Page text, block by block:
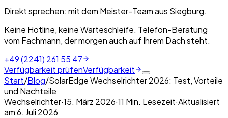
Direkt sprechen: mit dem Meister-Team aus Siegburg.
Keine Hotline, keine Warteschleife. Telefon-Beratung
vom Fachmann, der morgen auch auf Ihrem Dach steht.
+49 (2241) 261 55 47
Verfügbarkeit prüfenVerfügbarkeit
Start/Blog/SolarEdge Wechselrichter 2026: Test, Vorteile
und Nachteile
Wechselrichter·15. März 2026·11 Min. Lesezeit·Aktualisiert
am6. Juli 2026